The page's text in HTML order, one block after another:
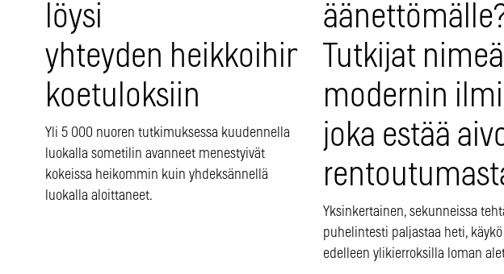
löysi
yhteyden heikkoihin
koetuloksiin
Yli 5 000 nuoren tutkimuksessa kuudennella
luokalla sometilin avanneet menestyivät
kokeissa heikommin kuin yhdeksännellä
luokalla aloittaneet.
Tutkijat
modernin
joka estää
Yksinkertainen, sekunneissa
puhelintesti paljastaa heti,
edelleen ylikierroksilla loman